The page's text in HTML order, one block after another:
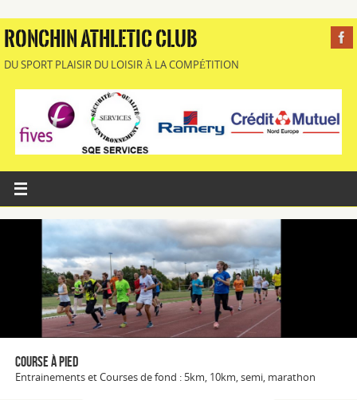
RONCHIN ATHLETIC CLUB
DU SPORT PLAISIR DU LOISIR À LA COMPÉTITION
Course à pied
Entrainements et Courses de fond : 5km, 10km, semi, marathon